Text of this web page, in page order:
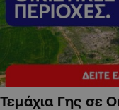
Τεμάχια Γης σε